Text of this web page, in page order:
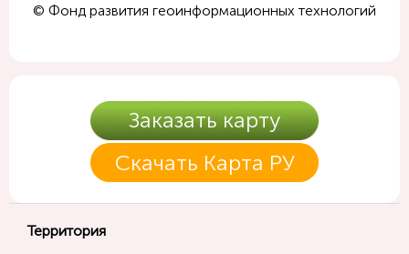
© Фонд развития геоинформационных технологий
Заказать карту
Скачать Карта РУ
Территория